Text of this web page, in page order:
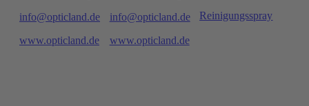
info@opticland.de
www.opticland.de
info@opticland.de
www.opticland.de
Reinigungsspray